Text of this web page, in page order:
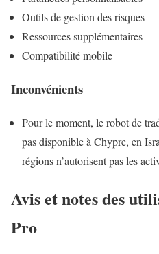
Outils de gestion des risques
Ressources supplémentaires
Compatibilité mobile
Inconvénients
Pour le moment, le robot de
pas disponible à Chypre, en
régions n’autorisent pas les
Avis et notes des
Pro